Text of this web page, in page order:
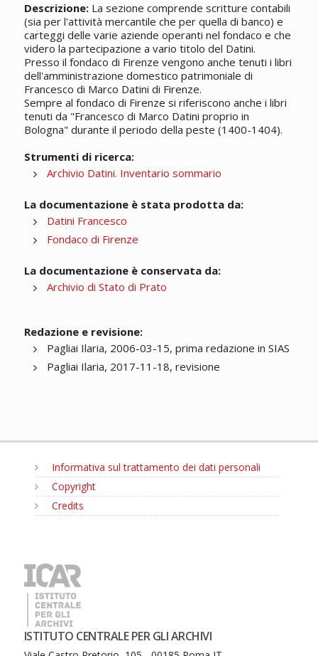
Descrizione:La sezione comprende scritture contabili
(sia per l'attività mercantile che per quella di banco) e
carteggi delle varie aziende operanti nel fondaco e che
videro la partecipazione a vario titolo del Datini.
Presso il fondaco di Firenze vengono anche tenuti i libri
dell'amministrazione domestico patrimoniale di
Francesco di Marco Datini di Firenze.
Sempre al fondaco di Firenze si riferiscono anche i libri
tenuti da "Francesco di Marco Datini proprio in
Bologna" durante il periodo della peste (1400-1404).
Strumenti di ricerca:
Archivio Datini. Inventario sommario
La documentazione è stata prodotta da:
Datini Francesco
Fondaco di Firenze
La documentazione è conservata da:
Archivio di Stato di Prato
Redazione e revisione:
Pagliai Ilaria, 2006-03-15, prima redazione in SIAS
Pagliai Ilaria, 2017-11-18, revisione
Informativa sul trattamento dei dati personali
Copyright
Credits
ISTITUTO CENTRALE PER GLI ARCHIVI